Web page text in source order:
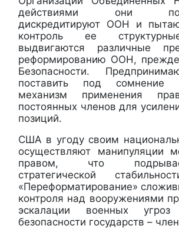
действиями они
дискредитируют ООН и
контроль ее
выдвигаются различные
реформированию ООН, прежде
Безопасности.
поставить под сомнение
механизм применения
постоянных членов для
позиций.
США в угоду своим
осуществляют манипуляции
правом, что
стратегической
«Переформатирование»
контроля над вооружениями
эскалации военных угроз
безопасности государств –